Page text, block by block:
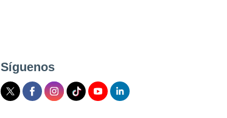
Síguenos